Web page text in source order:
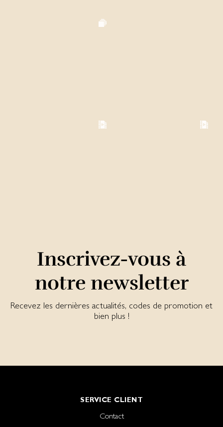
Inscrivez-vous à
notre newsletter
Recevez les dernières actualités, codes de promotion et
bien plus !
SERVICE CLIENT
Contact